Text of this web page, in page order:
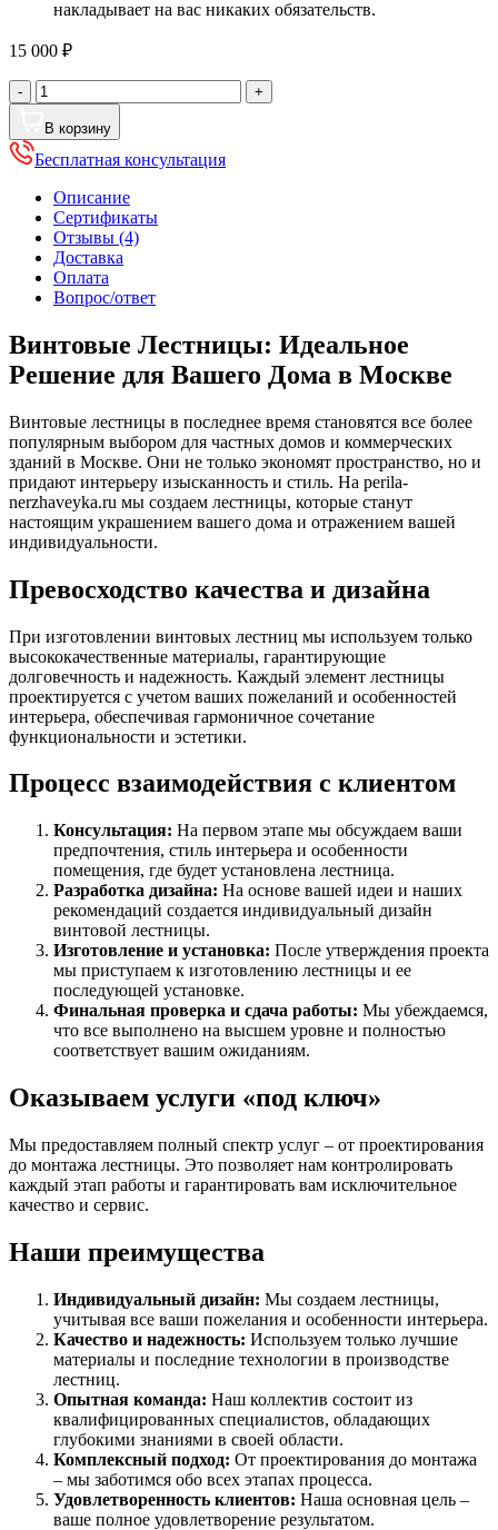
накладывает на вас никаких обязательств.
15 000 ₽
-
Количество
товара
Винтовые
+
В корзину
Бесплатная консультация
Описание
Сертификаты
Отзывы (4)
Доставка
Оплата
Вопрос/ответ
Винтовые Лестницы: Идеальное
Решение для Вашего Дома в Москве
Винтовые лестницы в последнее время становятся все более
популярным выбором для частных домов и коммерческих
зданий в Москве. Они не только экономят пространство, но и
придают интерьеру изысканность и стиль. На perila-
nerzhaveyka.ru мы создаем лестницы, которые станут
настоящим украшением вашего дома и отражением вашей
индивидуальности.
Превосходство качества и дизайна
При изготовлении винтовых лестниц мы используем только
высококачественные материалы, гарантирующие
долговечность и надежность. Каждый элемент лестницы
проектируется с учетом ваших пожеланий и особенностей
интерьера, обеспечивая гармоничное сочетание
функциональности и эстетики.
Процесс взаимодействия с клиентом
Консультация: На первом этапе мы обсуждаем ваши
предпочтения, стиль интерьера и особенности
помещения, где будет установлена лестница.
Разработка дизайна: На основе вашей идеи и наших
рекомендаций создается индивидуальный дизайн
винтовой лестницы.
Изготовление и установка: После утверждения проекта
мы приступаем к изготовлению лестницы и ее
последующей установке.
Финальная проверка и сдача работы: Мы убеждаемся,
что все выполнено на высшем уровне и полностью
соответствует вашим ожиданиям.
Оказываем услуги «под ключ»
Мы предоставляем полный спектр услуг – от проектирования
до монтажа лестницы. Это позволяет нам контролировать
каждый этап работы и гарантировать вам исключительное
качество и сервис.
Наши преимущества
Индивидуальный дизайн: Мы создаем лестницы,
учитывая все ваши пожелания и особенности интерьера.
Качество и надежность: Используем только лучшие
материалы и последние технологии в производстве
лестниц.
Опытная команда: Наш коллектив состоит из
квалифицированных специалистов, обладающих
глубокими знаниями в своей области.
Комплексный подход: От проектирования до монтажа
– мы заботимся обо всех этапах процесса.
Удовлетворенность клиентов: Наша основная цель –
ваше полное удовлетворение результатом.